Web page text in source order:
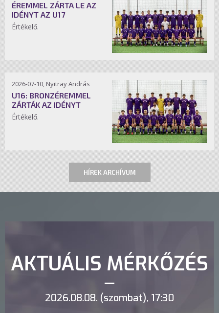
ÉREMMEL ZÁRTA LE AZ
IDÉNYT AZ U17
Értékelő.
2026-07-10, Nyitray András
U16: BRONZÉREMMEL
ZÁRTÁK AZ IDÉNYT
Értékelő.
HÍREK ARCHÍVUM
AKTUÁLIS MÉRKŐZÉS
2026.08.08. (szombat), 17:30